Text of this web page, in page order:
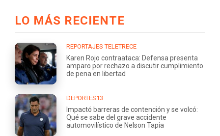
LO MÁS RECIENTE
REPORTAJES TELETRECE
Karen Rojo contraataca: Defensa presenta
amparo por rechazo a discutir cumplimiento
de pena en libertad
DEPORTES13
Impactó barreras de contención y se volcó:
Qué se sabe del grave accidente
automovilístico de Nelson Tapia